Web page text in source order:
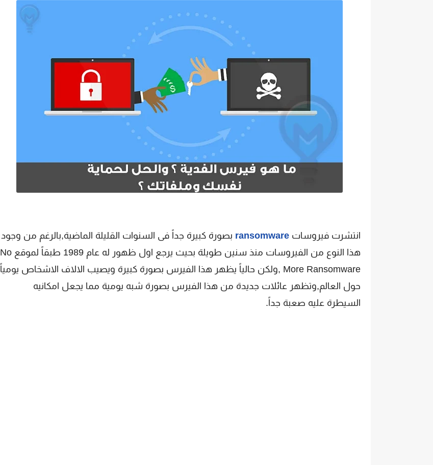
انتشرت فيروسات ransomware بصورة كبيرة جداً فى السنوات القليلة الماضية,بالرغم من وجود
هذا النوع من الفيروسات منذ سنين طويلة بحيث يرجع اول ظهور له عام 1989 طبقاً لموقع No
More Ransomware ,ولكن حالياً يظهر هذا الفيرس بصورة كبيرة ويصيب الالاف الاشخاص يومياً
حول العالم,وتظهر عائلات جديدة من هذا الفيرس بصورة شبه يومية مما يجعل امكانيه
السيطرة عليه صعبة جداً.